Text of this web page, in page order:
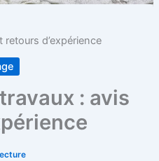
d’expérience
: avis